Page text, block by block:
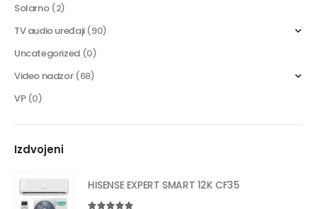
Solarno (2)
TV audio uređaji (90)
Uncategorized (0)
Video nadzor (68)
VP (0)
Izdvojeni
HISENSE EXPERT SMART 12K CF35